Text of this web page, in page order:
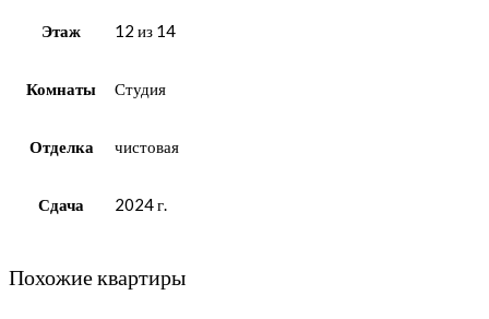
Этаж 12 из 14
Комнаты Студия
Отделка чистовая
Сдача 2024 г.
Похожие квартиры